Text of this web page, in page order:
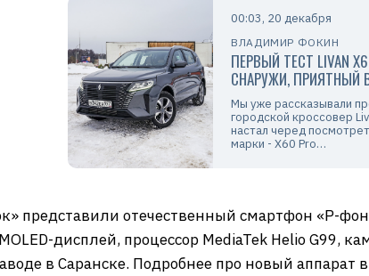
00:03, 20 декабря
ВЛАДИМИР ФОКИН
ПЕРВЫЙ ТЕСТ LIVAN
СНАРУЖИ, ПРИЯТНЫЙ
Мы уже рассказывали
городской кроссовер
настал черед
марки - X60 Pro…
представили отечественный смартфон «Р-
дисплей, процессор MediaTek Helio G99,
в Саранске. Подробнее про новый